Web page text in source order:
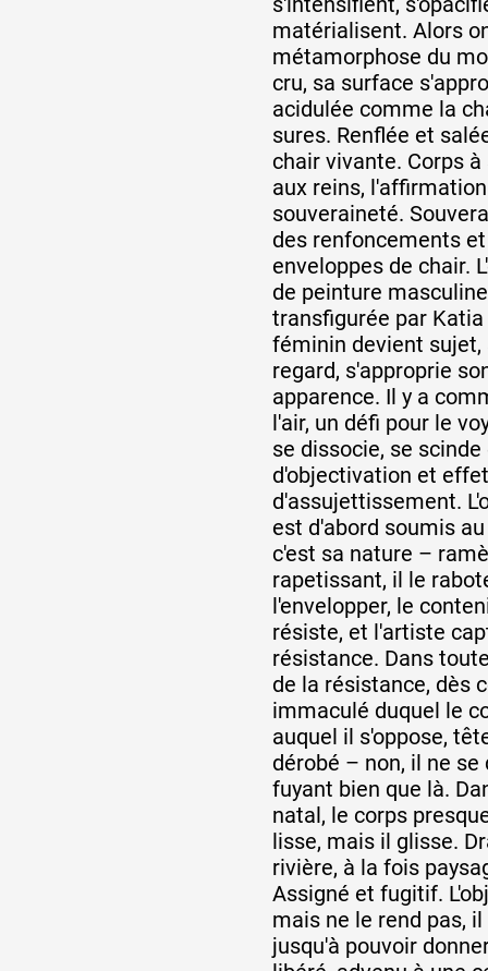
matérialisent. Alors
métamorphose du
cru, sa surface
acidulée comme la
sures. Renflée et
chair vivante. Corps à
aux reins,
souveraineté.
des renfoncements
enveloppes de chair.
de peinture
transfigurée par Katia
féminin devient sujet,
regard, s'approprie
apparence. Il y a
l'air, un défi pour le
se dissocie, se
d'objectivation et
d'assujettissement.
est d'abord soumis
c'est sa nature –
rapetissant, il le
l'envelopper, le
résiste, et l'artiste
résistance. Dans
de la résistance, dès
immaculé duquel le
auquel il s'oppose,
dérobé – non, il ne se
fuyant bien que là.
natal, le corps
lisse, mais il glisse.
rivière, à la fois
Assigné et fugitif.
mais ne le rend pas,
jusqu'à pouvoir